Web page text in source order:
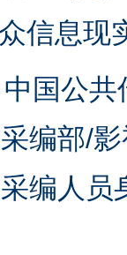
信息现
国公共
编部/
编人员